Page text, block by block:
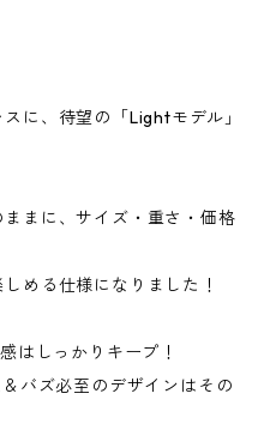
に、待望の「Lightモデル」
まに、サイズ・重さ・価格
める仕様になりました！
はしっかりキープ！
バズ必至のデザインはその